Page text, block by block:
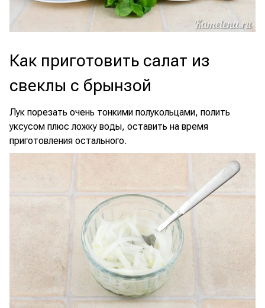
Как приготовить салат из
свеклы с брынзой
Лук порезать очень тонкими полукольцами, полить
уксусом плюс ложку воды, оставить на время
приготовления остального.